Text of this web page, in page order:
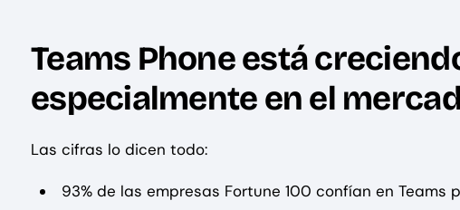
Teams Phone está
especialmente en el
Las cifras lo dicen todo:
93% de las empresas Fortune 100 confían en Teams